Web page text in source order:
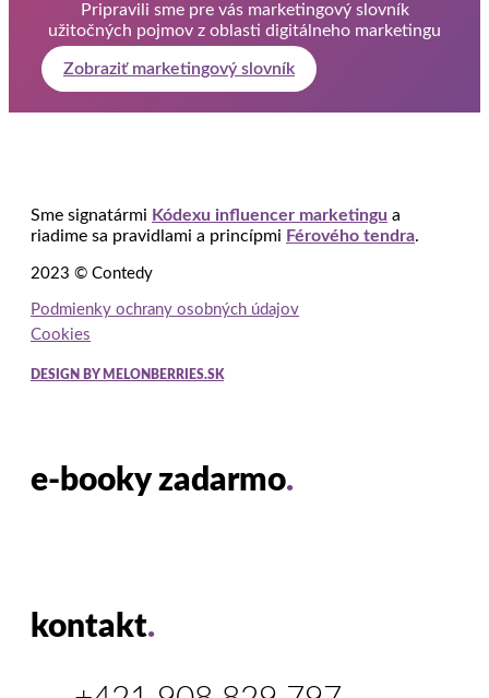
Pripravili sme pre vás marketingový slovník
užitočných pojmov z oblasti digitálneho marketingu
Zobraziť marketingový slovník
Sme signatármi Kódexu influencer marketingu a
riadime sa pravidlami a princípmi Férového tendra.
2023 © Contedy
Podmienky ochrany osobných údajov
Cookies
DESIGN BY MELONBERRIES.SK
e-booky zadarmo.
kontakt.